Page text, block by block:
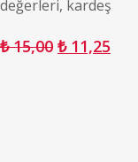
değerleri, kardeş
₺15,00 ₺11,25